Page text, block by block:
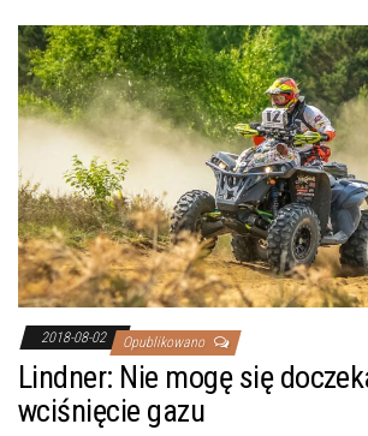
2018-08-02 Opublikowano
Lindner: Nie mogę się
wciśnięcie gazu